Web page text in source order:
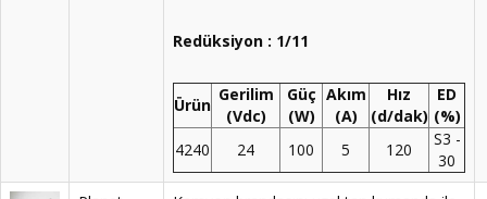
Redüksiyon : 1/11
Ürün
Gerilim
(Vdc)
Güç
(W)
Akım
(A)
Hız
(d/dak)
ED
(%)
4240
24 100 5 120
S3 -
30